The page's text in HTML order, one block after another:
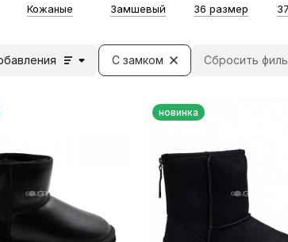
Кожаные Замшевый 36 размер
С замком Сбросить
новинка